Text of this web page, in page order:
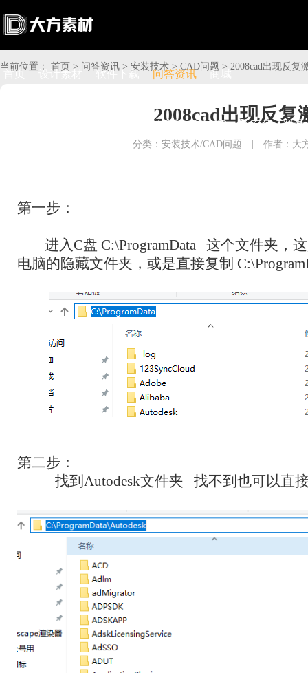
首页 设计素材 软件下载 问答资讯 商城
上传赚钱  VIP  充值 登录
当前位置： 首页 > 问答资讯 > 安装技术>CAD问题 > 2008cad出现反复
2008cad出现反
分类：安装技术/CAD问题 作者：大
第一步：
进入C盘 C:\ProgramData 这个文件夹，
电脑的隐藏文件夹，或是直接复制
第二步：
找到Autodesk文件夹 找不到也可以直